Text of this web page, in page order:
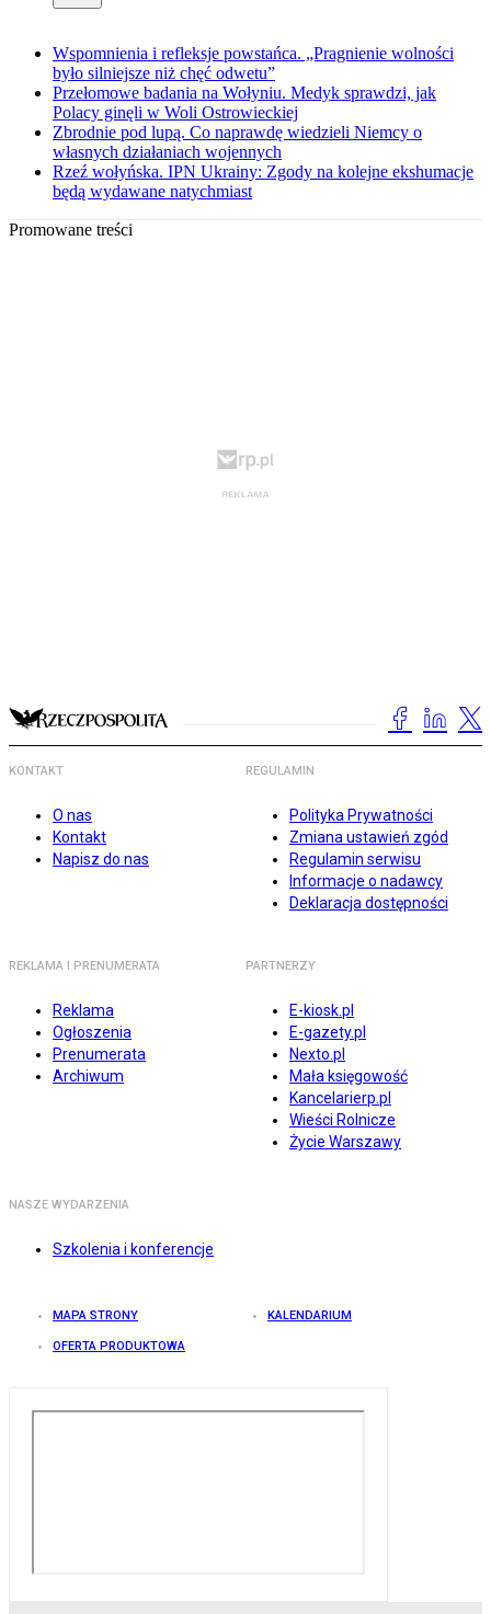
Wspomnienia i refleksje powstańca. „Pragnienie wolności
było silniejsze niż chęć odwetu”
Przełomowe badania na Wołyniu. Medyk sprawdzi, jak
Polacy ginęli w Woli Ostrowieckiej
Zbrodnie pod lupą. Co naprawdę wiedzieli Niemcy o
własnych działaniach wojennych
Rzeź wołyńska. IPN Ukrainy: Zgody na kolejne ekshumacje
będą wydawane natychmiast
Promowane treści
KONTAKT
O nas
Kontakt
Napisz do nas
REGULAMIN
Polityka Prywatności
Zmiana ustawień zgód
Regulamin serwisu
Informacje o nadawcy
Deklaracja dostępności
REKLAMA I PRENUMERATA
Reklama
Ogłoszenia
Prenumerata
Archiwum
PARTNERZY
E-kiosk.pl
E-gazety.pl
Nexto.pl
Mała księgowość
Kancelarierp.pl
Wieści Rolnicze
Życie Warszawy
NASZE WYDARZENIA
Szkolenia i konferencje
MAPA STRONY KALENDARIUM
OFERTA PRODUKTOWA